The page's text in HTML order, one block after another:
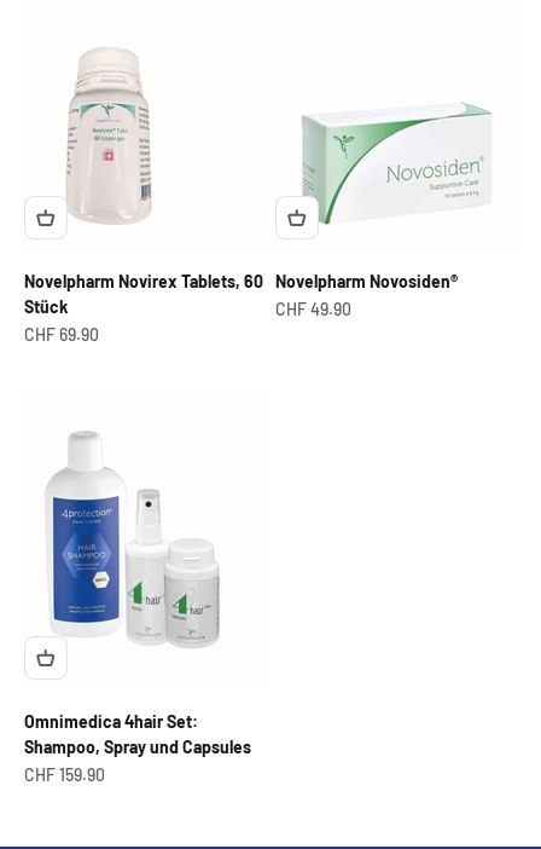
Novelpharm Novirex Tablets, 60
Stück
Angebot
CHF 69.90
Novelpharm Novosiden®
Angebot
CHF 49.90
Omnimedica 4hair Set:
Shampoo, Spray und Capsules
Angebot
CHF 159.90